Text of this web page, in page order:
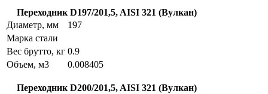
Переходник D197/201,5, AISI 321 (Вулкан)
Диаметр, мм
197
Марка стали
Вес брутто, кг 0.9
Объем, м3
0.008405
Переходник D200/201,5, AISI 321 (Вулкан)